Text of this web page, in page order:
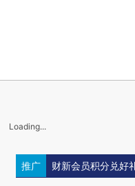
Loading...
推广 财新会员积分兑好